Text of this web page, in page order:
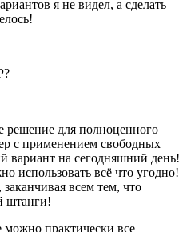
я не видел, а сделать
решение для полноценного
с применением свободных
вариант на сегодняшний день!
использовать всё что угодно!
всем тем, что
штанги!
практически все